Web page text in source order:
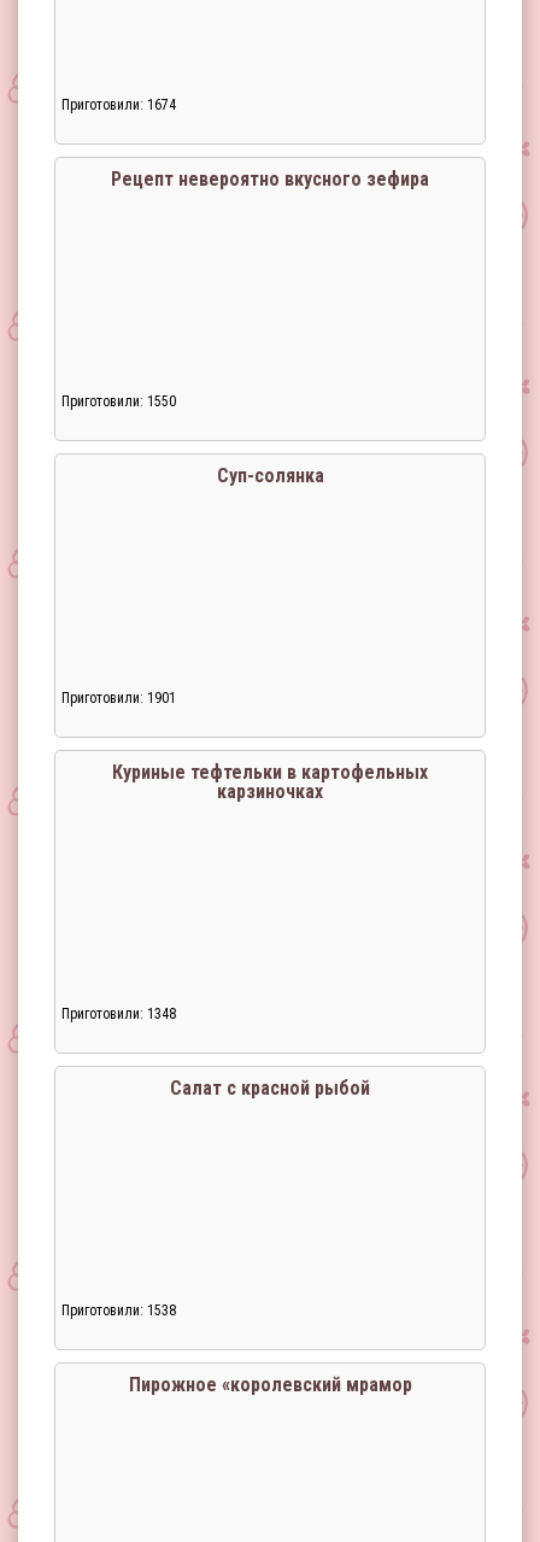
Приготовили: 1674
Рецепт невероятно вкусного зефира
Приготовили: 1550
Суп-солянка
Приготовили: 1901
Куриные тефтельки в картофельных
карзиночках
Приготовили: 1348
Салат с красной рыбой
Приготовили: 1538
Пирожное «королевский мрамор